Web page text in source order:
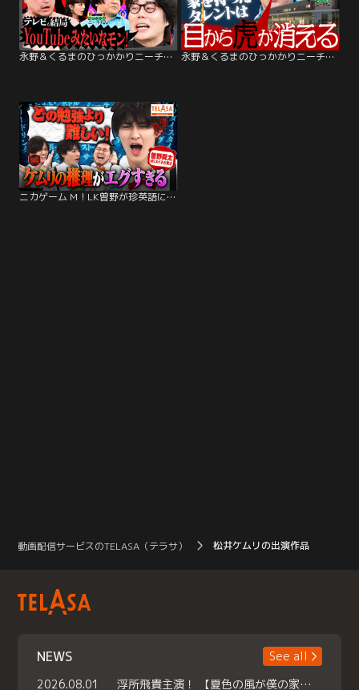
永野＆くるまのひっかかりニーチェ ザコシのひっかかること 永野＆くるまのひっかかりニーチェ 電車で席を譲ったらがっつりメイクしてたことにひっかかる
ニカゲーム M！LK曽野が珍英語に大困惑【重大事件も】
動画配信サービスのTELASA（テラサ） 松井ケムリの出演作品
NEWS
See all
2026.08.01
浮所飛貴主演！ 【夏色の風が僕の家にやってきた】 本日よりテラサで独占配信スタート！